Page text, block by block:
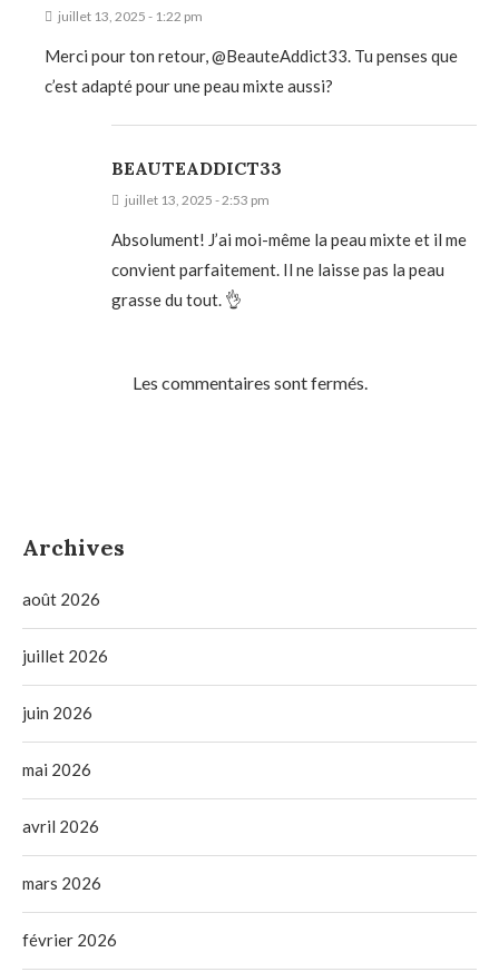
juillet 13, 2025 - 1:22 pm
Merci pour ton retour, @BeauteAddict33. Tu penses que
c’est adapté pour une peau mixte aussi?
BEAUTEADDICT33
juillet 13, 2025 - 2:53 pm
Absolument! J’ai moi-même la peau mixte et il me
convient parfaitement. Il ne laisse pas la peau
grasse du tout. 👌
Les commentaires sont fermés.
Archives
août 2026
juillet 2026
juin 2026
mai 2026
avril 2026
mars 2026
février 2026